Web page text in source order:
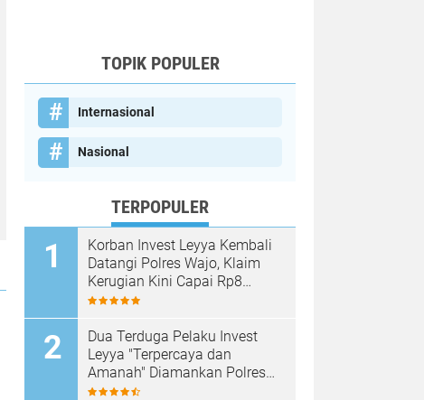
TOPIK POPULER
Internasional
Nasional
TERPOPULER
Korban Invest Leyya Kembali
Datangi Polres Wajo, Klaim
Kerugian Kini Capai Rp8
Miliar, Minta Penyidikan
Dua Terduga Pelaku Invest
Leyya "Terpercaya dan
Amanah" Diamankan Polres
Wajo, Kerugian Korban